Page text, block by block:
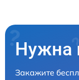
Нужна
Закажите